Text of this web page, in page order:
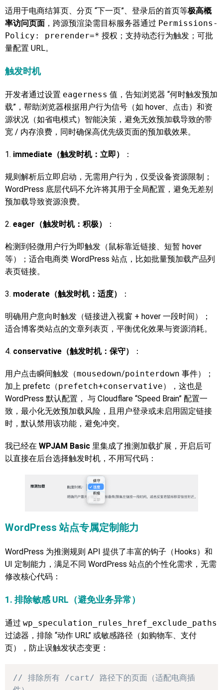
适用于电商结算页、分页 “下一页”、登录后的首页等极高概
率访问页面 ，跨源预渲染需目标服务器通过 Permissions-
Policy: prerender=* 授权；支持动态行为触发；可批
量配置 URL。
触发时机
开发者通过设置 eagerness 值，告知浏览器 “何时触发预加
载”，帮助浏览器根据用户行为信号（如 hover、点击）和资
源状况（如省电模式）智能决策，避免无效预加载导致的带
宽 / 内存浪费，同时确保高优先级页面的预加载效果。
1. immediate（触发时机：立即） ：
规则解析后立即启动，无需用户行为，仅受设备资源限制；
WordPress 底层代码不允许将其用于全局配置，避免无差别
预加载导致资源浪费。
2. eager（触发时机：积极） ：
检测到轻微用户行为即触发（鼠标靠近链接、短暂 hover
等）；适合电商类 WordPress 站点，比如批量预加载产品列
表页链接。
3. moderate（触发时机：适度） ：
明确用户意向时触发（链接进入视窗 + hover 一段时间）；
适合博客类站点的文章列表页，平衡优化效果与资源消耗。
4. conservative（触发时机：保守） ：
用户点击瞬间触发（mousedown/pointerdown 事件）；
加上 prefetc（prefetch+conservative），这也是
WordPress 默认配置， 与 Cloudflare “Speed Brain” 配置一
致，最小化无效预加载风险，且用户登录或未启用固定链接
时，默认禁用该功能，避免冲突。
我已经在 WPJAM Basic 里集成了推测加载扩展，开启后可
以直接在后台选择触发时机，不用写代码：
WordPress 站点专属定制能力
WordPress 为推测规则 API 提供了丰富的钩子（Hooks）和
UI 定制能力，满足不同 WordPress 站点的个性化需求，无需
修改核心代码：
1. 排除敏感 URL（避免业务异常）
通过 wp_speculation_rules_href_exclude_paths
过滤器，排除 “动作 URL” 或敏感路径（如购物车、支付
页），防止误触发状态变更：
// 排除所有 /cart/ 路径下的页面（适配电商插